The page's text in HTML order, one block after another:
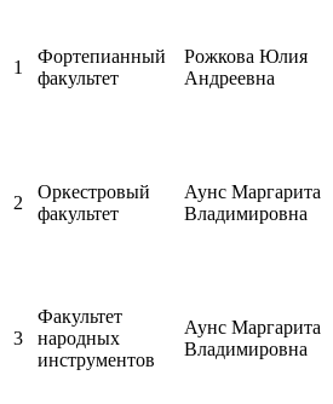
1
Фортепианный
факультет
Рожкова Юлия
Андреевна
2
Оркестровый
факультет
Аунс Маргарита
Владимировна
3
Факультет
народных
инструментов
Аунс Маргарита
Владимировна